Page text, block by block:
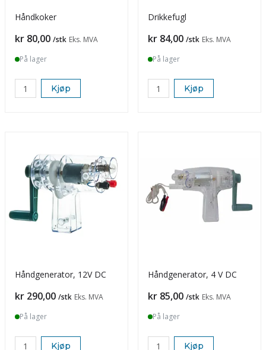
Håndkoker
Pris
kr 80,00 /stk Eks. MVA
På lager
Kjøp
Drikkefugl
Pris
kr 84,00 /stk Eks. MVA
På lager
Kjøp
Håndgenerator, 12V DC
Pris
kr 290,00 /stk Eks. MVA
På lager
Kjøp
Håndgenerator, 4 V DC
Pris
kr 85,00 /stk Eks. MVA
På lager
Kjøp